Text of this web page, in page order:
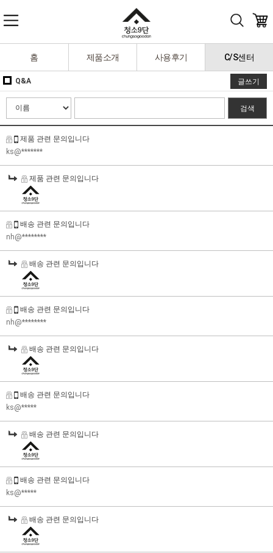
홈 제품소개 사용후기 C/S센터
Q&A 글쓰기
검색
제품 관련 문의입니다
ks@*******
제품 관련 문의입니다
배송 관련 문의입니다
nh@********
배송 관련 문의입니다
배송 관련 문의입니다
nh@********
배송 관련 문의입니다
배송 관련 문의입니다
ks@*****
배송 관련 문의입니다
배송 관련 문의입니다
ks@*****
배송 관련 문의입니다